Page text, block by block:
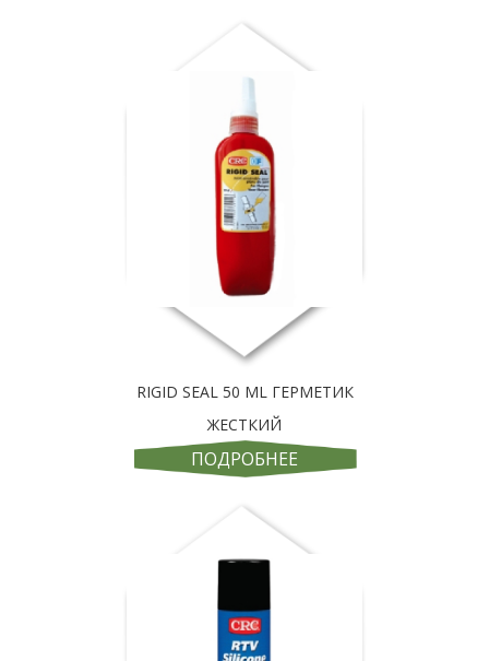
RIGID SEAL 50 ML ГЕРМЕТИК
ЖЕСТКИЙ
ПОДРОБНЕЕ